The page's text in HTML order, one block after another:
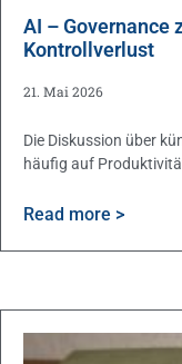
AI – Governance
Kontrollverlust
21. Mai 2026
Die Diskussion über
häufig auf
Read more >